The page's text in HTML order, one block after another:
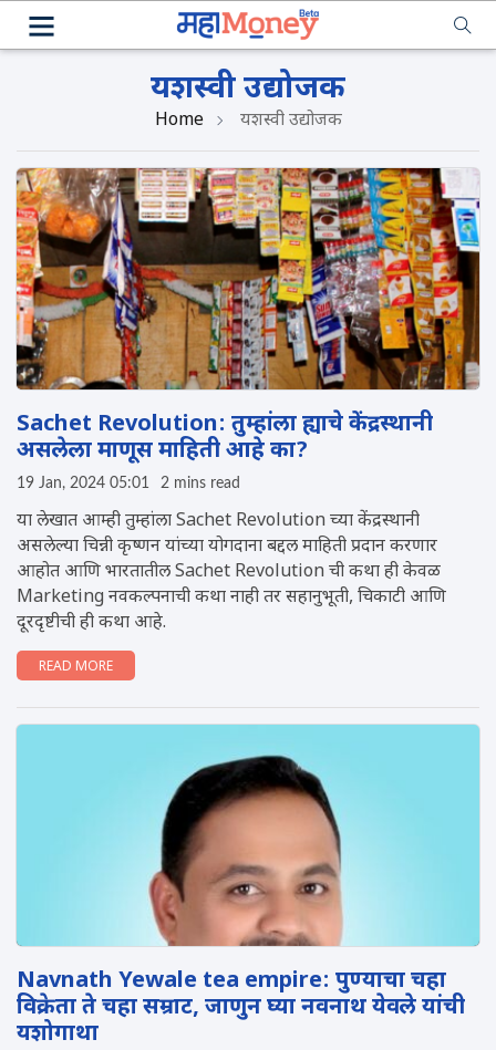
यशस्वी उद्योजक
Home यशस्वी उद्योजक
Sachet Revolution: तुम्हांला ह्याचे केंद्रस्थानी
असलेला माणूस माहिती आहे का?
19 Jan, 2024 05:01 2 mins read
या लेखात आम्ही तुम्हांला Sachet Revolution च्या केंद्रस्थानी
असलेल्या चिन्नी कृष्णन यांच्या योगदाना बद्दल माहिती प्रदान करणार
आहोत आण‍ि भारतातील Sachet Revolution ची कथा ही केवळ
Marketing नवकल्पनाची कथा नाही तर सहानुभूती, चिकाटी आणि
दूरदृष्टीची ही कथा आहे.
READ MORE
Navnath Yewale tea empire: पुण्याचा चहा
विक्रेता ते चहा सम्राट, जाणुन घ्या नवनाथ येवले यांची
यशोगाथा